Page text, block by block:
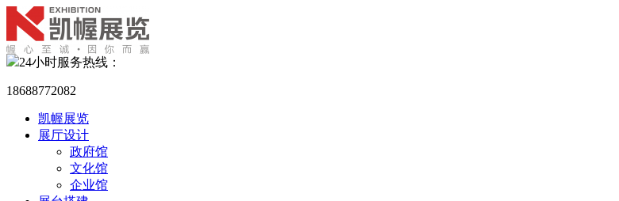
24小时服务热线：
18688772082
凯幄展览
展厅设计
政府馆
文化馆
企业馆